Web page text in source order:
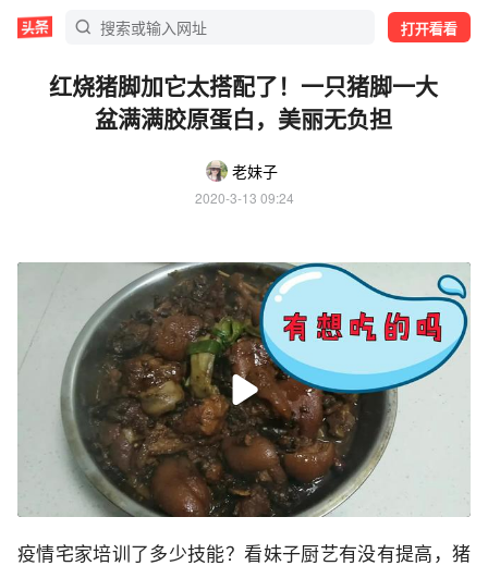
打开看看
红烧猪脚加它太搭配了！一只猪脚一大
盆满满胶原蛋白，美丽无负担
老妹子
2020-3-13 09:24
疫情宅家培训了多少技能？看妹子厨艺有没有提高，猪